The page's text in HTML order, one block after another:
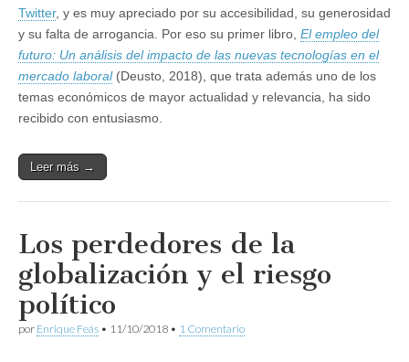
Twitter, y es muy apreciado por su accesibilidad, su generosidad
y su falta de arrogancia. Por eso su primer libro, El empleo del
futuro: Un análisis del impacto de las nuevas tecnologías en el
mercado laboral(Deusto, 2018), que trata además uno de los
temas económicos de mayor actualidad y relevancia, ha sido
recibido con entusiasmo.
Leer más →
Los perdedores de la
globalización y el riesgo
político
por Enrique Feás • 11/10/2018 • 1 Comentario